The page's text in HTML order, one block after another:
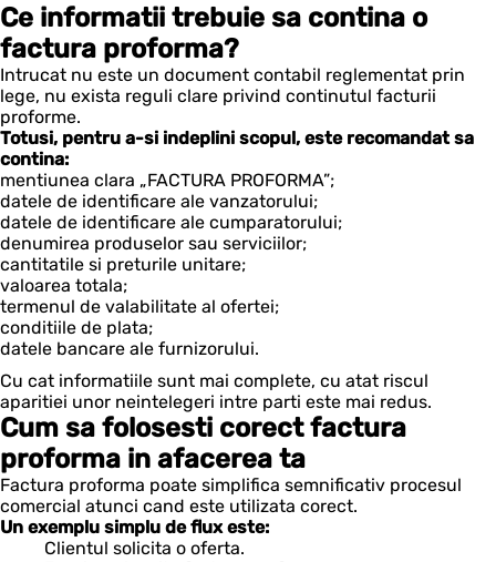
Ce informatii trebuie sa contina o
factura proforma?
Intrucat nu este un document contabil reglementat prin
lege, nu exista reguli clare privind continutul facturii
proforme.
Totusi, pentru a-si indeplini scopul, este recomandat sa
contina:
mentiunea clara „FACTURA PROFORMA”;
datele de identificare ale vanzatorului;
datele de identificare ale cumparatorului;
denumirea produselor sau serviciilor;
cantitatile si preturile unitare;
valoarea totala;
termenul de valabilitate al ofertei;
conditiile de plata;
datele bancare ale furnizorului.
Cu cat informatiile sunt mai complete, cu atat riscul
aparitiei unor neintelegeri intre parti este mai redus.
Cum sa folosesti corect factura
proforma in afacerea ta
Factura proforma poate simplifica semnificativ procesul
comercial atunci cand este utilizata corect.
Un exemplu simplu de flux este:
Clientul solicita o oferta.